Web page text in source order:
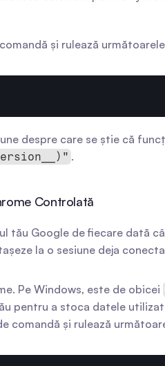
și rulează
despre care se știe că
.
Controlată
tău Google de fiecare dată
la o sesiune deja
Pe Windows, este de obicei
pentru a stoca datele
comandă și rulează